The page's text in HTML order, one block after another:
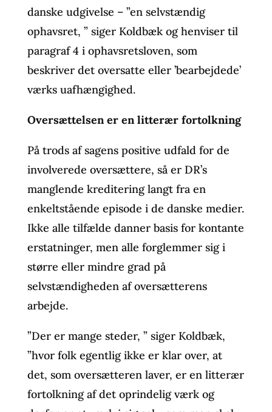
danske udgivelse – ”en selvstændig
ophavsret, ” siger Koldbæk og henviser til
paragraf 4 i ophavsretsloven, som
beskriver det oversatte eller ’bearbejdede’
værks uafhængighed.
Oversættelsen er en litterær fortolkning
På trods af sagens positive udfald for de
involverede oversættere, så er DR’s
manglende kreditering langt fra en
enkeltstående episode i de danske medier.
Ikke alle tilfælde danner basis for kontante
erstatninger, men alle forglemmer sig i
større eller mindre grad på
selvstændigheden af oversætterens
arbejde.
”Der er mange steder, ” siger Koldbæk,
”hvor folk egentlig ikke er klar over, at
det, som oversætteren laver, er en litterær
fortolkning af det oprindelig værk og